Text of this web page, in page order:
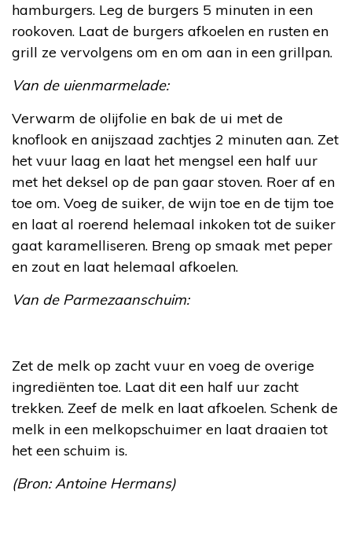
hamburgers. Leg de burgers 5 minuten in een
rookoven. Laat de burgers afkoelen en rusten en
grill ze vervolgens om en om aan in een grillpan.
Van de uienmarmelade:
Verwarm de olijfolie en bak de ui met de
knoflook en anijszaad zachtjes 2 minuten aan. Zet
het vuur laag en laat het mengsel een half uur
met het deksel op de pan gaar stoven. Roer af en
toe om. Voeg de suiker, de wijn toe en de tijm toe
en laat al roerend helemaal inkoken tot de suiker
gaat karamelliseren. Breng op smaak met peper
en zout en laat helemaal afkoelen.
Van de Parmezaanschuim:
Zet de melk op zacht vuur en voeg de overige
ingrediënten toe. Laat dit een half uur zacht
trekken. Zeef de melk en laat afkoelen. Schenk de
melk in een melkopschuimer en laat draaien tot
het een schuim is.
(Bron: Antoine Hermans)